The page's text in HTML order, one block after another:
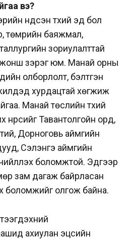
вэ?
үндсэн түүхий эд бол
төмрийн баяжмал,
зориулалттай
жонш зэрэг юм. Манай орны
олборлолт, бэлтгэн
жилүүдэд хурдацтай хөгжиж
Манай төслийн түүхий
Тавантолгойн орд,
Дорноговь аймгийн
Сэлэнгэ аймгийн
боломжтой. Эдгээр
зам дагаж байрласан
боломжийг олгож байна.
ахиулан эцсийн